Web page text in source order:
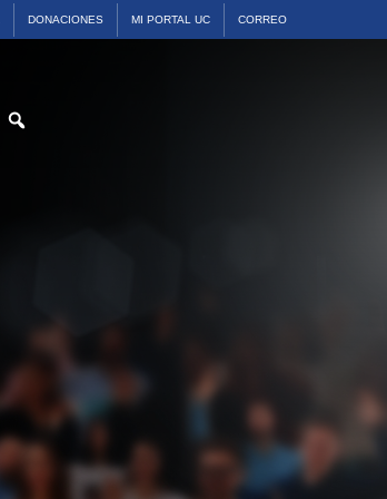
DONACIONES MI PORTAL UC CORREO
Buscar